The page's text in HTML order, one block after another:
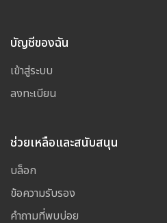
บัญชีของฉัน
เข้าสู่ระบบ
ลงทะเบียน
ช่วยเหลือและสนับสนุน
บล็อก
ข้อความรับรอง
คำถามที่พบบ่อย